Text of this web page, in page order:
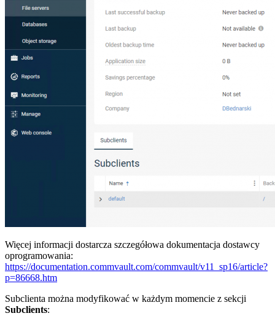
Więcej informacji dostarcza szczegółowa dokumentacja dostawcy
oprogramowania:
https://documentation.commvault.com/commvault/v11_sp16/article?
p=86668.htm
Subclienta można modyfikować w każdym momencie z sekcji
Subclients: